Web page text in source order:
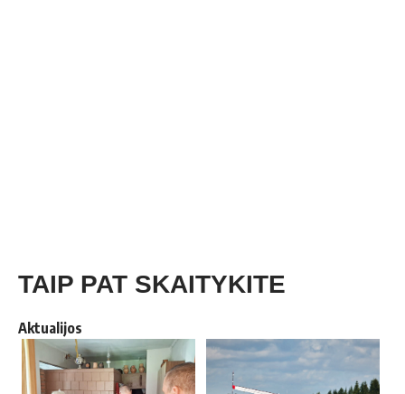
TAIP PAT SKAITYKITE
Aktualijos